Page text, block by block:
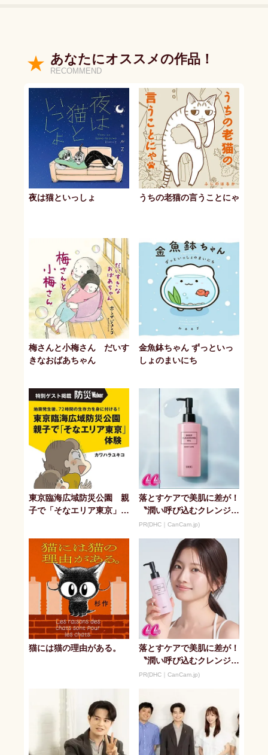
あなたにオススメの作品！
RECOMMEND
夜は猫といっしょ うちの老猫の言うことにゃ
梅さんと小梅さん だいす
きなおばあちゃん
金魚鉢ちゃん ずっといっ
しょのまいにち
東京臨海広域防災公園 親
子で「そなエリア東京」体
落とすケアで美肌に差が！
〝潤い呼び込むクレンジン
グオイル〟
PR(DHC｜CanCam.jp)
猫には猫の理由がある。
落とすケアで美肌に差が！
〝潤い呼び込むクレンジン
グオイル〟
PR(DHC｜CanCam.jp)